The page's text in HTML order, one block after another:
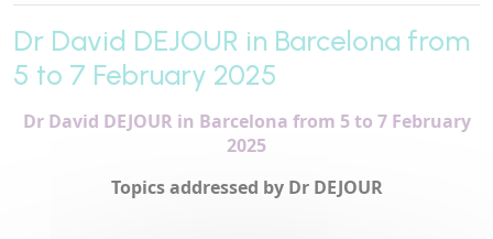
Dr David DEJOUR in Barcelona from
5 to 7 February 2025
Dr David DEJOUR in Barcelona from 5 to 7 February
2025
Topics addressed by Dr DEJOUR